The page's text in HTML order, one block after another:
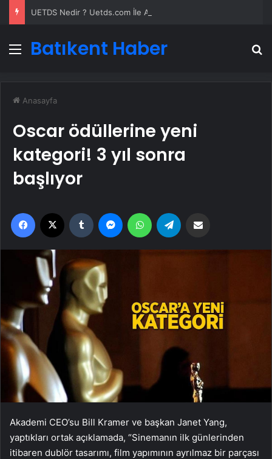
Menü
Batıkent Haber
Anasayfa
Oscar ödüllerine yeni
kategori! 3 yıl sonra
başlıyor
Facebook Tumblr MessengerWhatsApp
Akademi CEO’su Bill Kramer ve başkan Janet Yang,
yaptıkları ortak açıklamada, “Sinemanın ilk günlerinden
itibaren dublör tasarımı, film yapımının ayrılmaz bir parçası